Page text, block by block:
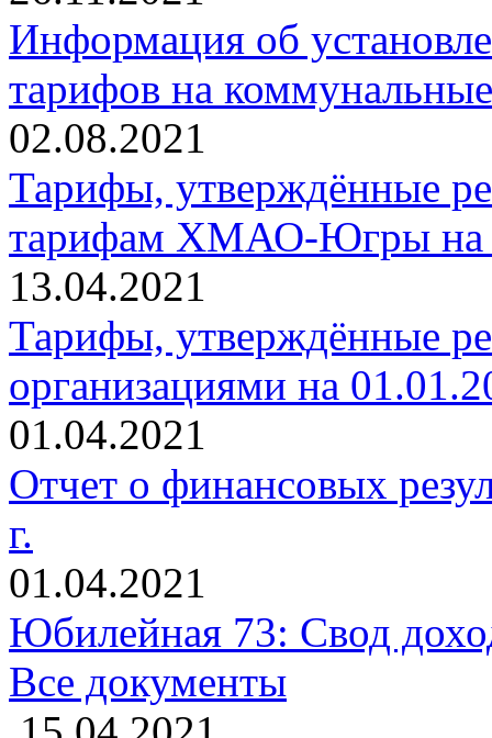
Информация об
тарифов на
02.08.2021
Тарифы, утверждённые
тарифам ХМАО-Югры на
13.04.2021
Тарифы, утверждённые
организациями на
01.04.2021
Отчет о финансовых
г.
01.04.2021
Юбилейная 73: Свод
Все документы